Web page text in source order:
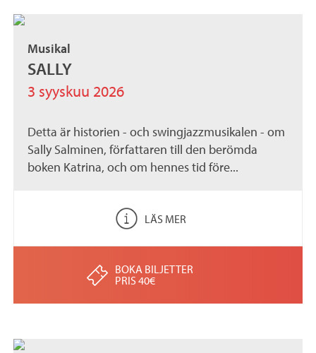
Musikal
SALLY
3 syyskuu 2026
Detta är historien - och swingjazzmusikalen - om
Sally Salminen, författaren till den berömda
boken Katrina, och om hennes tid före...
LÄS MER
BOKA BILJETTER
PRIS 40€